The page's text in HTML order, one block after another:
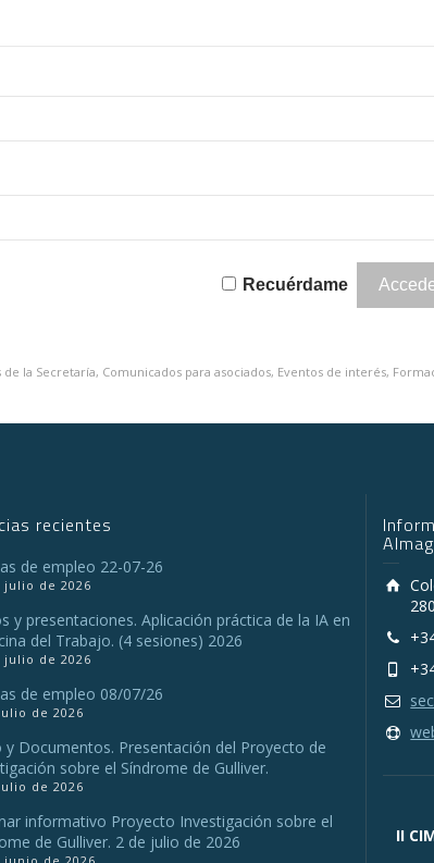
Recuérdame
de la Secretaría, Comunicados para asociados, Eventos de interés,
recientes
de empleo 22-07-26
julio de 2026
y presentaciones. Aplicación práctica de la IA en
del Trabajo. (4 sesiones) 2026
julio de 2026
de empleo 08/07/26
de 2026
y Documentos. Presentación del Proyecto de
sobre el Síndrome de Gulliver.
de 2026
informativo Proyecto Investigación sobre el
de Gulliver. 2 de julio de 2026
II